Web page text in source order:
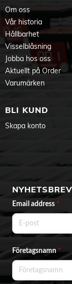
Om oss
Vår historia
Hållbarhet
Visselblåsning
Jobba hos oss
Aktuellt på Order
Varumärken
BLI KUND
Skapa konto
Email address *
Företagsnamn*